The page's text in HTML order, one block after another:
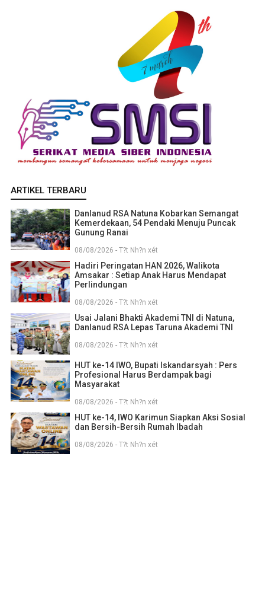
ARTIKEL TERBARU
Danlanud RSA Natuna Kobarkan Semangat
Kemerdekaan, 54 Pendaki Menuju Puncak
Gunung Ranai
08/08/2026 - T?t Nh?n xét
Hadiri Peringatan HAN 2026, Walikota
Amsakar : Setiap Anak Harus Mendapat
Perlindungan
08/08/2026 - T?t Nh?n xét
Usai Jalani Bhakti Akademi TNI di Natuna,
Danlanud RSA Lepas Taruna Akademi TNI
08/08/2026 - T?t Nh?n xét
HUT ke-14 IWO, Bupati Iskandarsyah : Pers
Profesional Harus Berdampak bagi
Masyarakat
08/08/2026 - T?t Nh?n xét
HUT ke-14, IWO Karimun Siapkan Aksi Sosial
dan Bersih-Bersih Rumah Ibadah
08/08/2026 - T?t Nh?n xét